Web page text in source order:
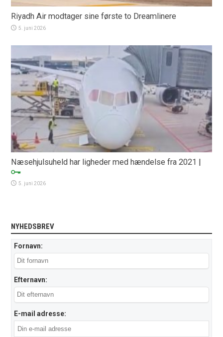
Riyadh Air modtager sine første to Dreamlinere
5. juni 2026
Næsehjulsuheld har ligheder med hændelse fra 2021 |
5. juni 2026
NYHEDSBREV
Fornavn:
Efternavn:
E-mail adresse: